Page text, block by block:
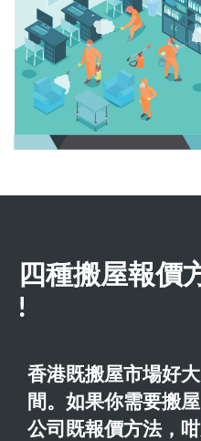
四種搬屋報價
!
香港既搬屋市場好
間。如果你需要搬
公司既報價方法，